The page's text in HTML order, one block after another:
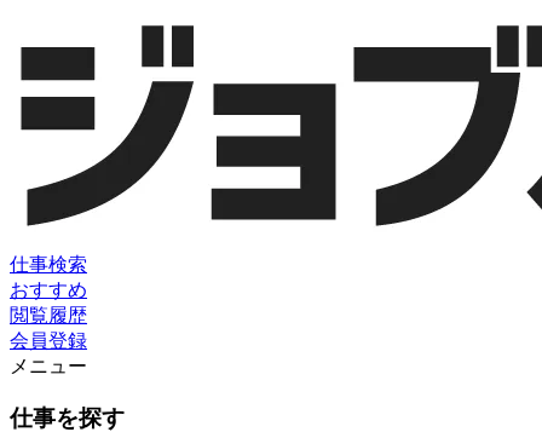
仕事検索
おすすめ
閲覧履歴
会員登録
メニュー
仕事を探す